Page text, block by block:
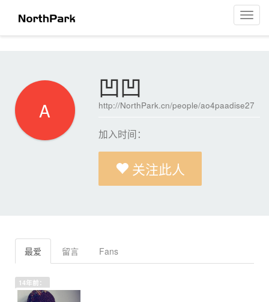
菜
单
A
凹凹
http://NorthPark.cn/people/ao4paadise27
加入时间：
关注此人
最爱 留言 Fans
14年前：